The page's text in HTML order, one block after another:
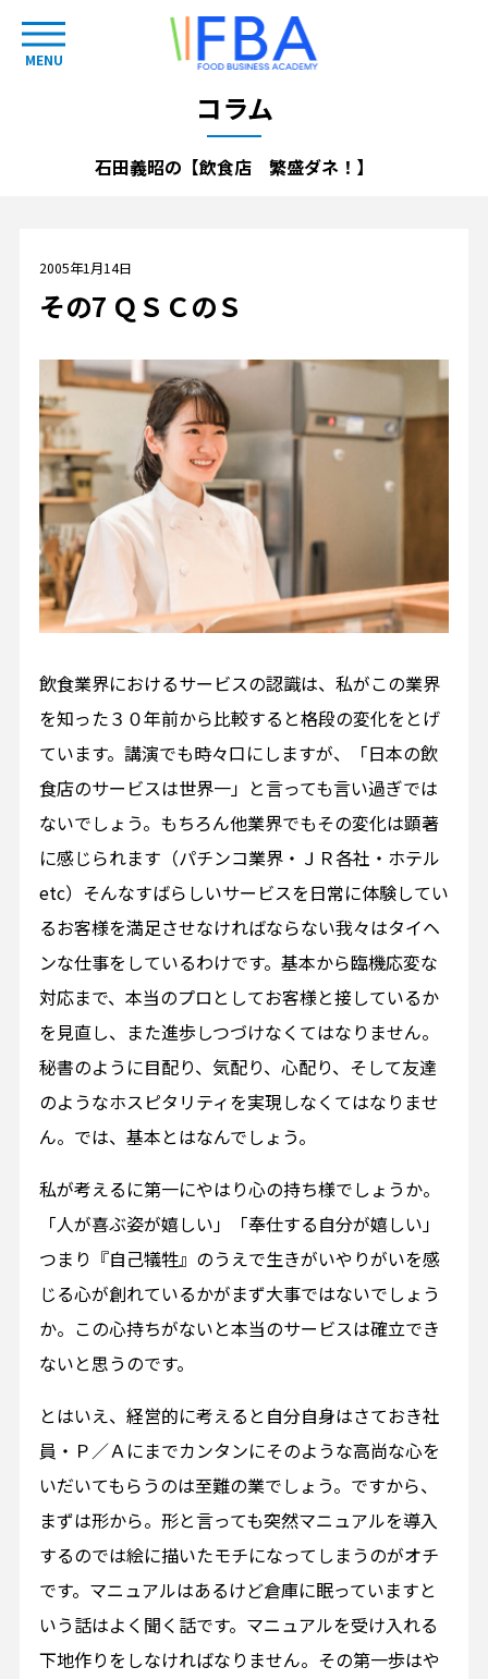
MENU
コラム
石田義昭の【飲食店 繁盛ダネ！】
2005年1月14日
その7 ＱＳＣのＳ
飲食業界におけるサービスの認識は、私がこの業界
を知った３０年前から比較すると格段の変化をとげ
ています。講演でも時々口にしますが、「日本の飲
食店のサービスは世界一」と言っても言い過ぎでは
ないでしょう。もちろん他業界でもその変化は顕著
に感じられます（パチンコ業界・ＪＲ各社・ホテル
etc）そんなすばらしいサービスを日常に体験してい
るお客様を満足させなければならない我々はタイヘ
ンな仕事をしているわけです。基本から臨機応変な
対応まで、本当のプロとしてお客様と接しているか
を見直し、また進歩しつづけなくてはなりません。
秘書のように目配り、気配り、心配り、そして友達
のようなホスピタリティを実現しなくてはなりませ
ん。では、基本とはなんでしょう。
私が考えるに第一にやはり心の持ち様でしょうか。
「人が喜ぶ姿が嬉しい」「奉仕する自分が嬉しい」
つまり『自己犠牲』のうえで生きがいやりがいを感
じる心が創れているかがまず大事ではないでしょう
か。この心持ちがないと本当のサービスは確立でき
ないと思うのです。
とはいえ、経営的に考えると自分自身はさておき社
員・Ｐ／Ａにまでカンタンにそのような高尚な心を
いだいてもらうのは至難の業でしょう。ですから、
まずは形から。形と言っても突然マニュアルを導入
するのでは絵に描いたモチになってしまうのがオチ
です。マニュアルはあるけど倉庫に眠っていますと
いう話はよく聞く話です。マニュアルを受け入れる
下地作りをしなければなりません。その第一歩はや